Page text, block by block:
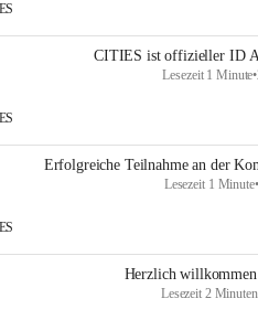
CITIES ist offizieller ID
Lesezeit 1 Minute•
Erfolgreiche Teilnahme an der
Lesezeit 1 Minute•
Herzlich
Lesezeit 2 Minuten